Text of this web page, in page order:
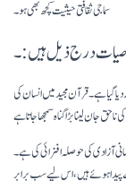
سماجی ثقافتی حیثیت کچھ بھی ہو۔
گیا ہے۔ قرآن مجید میں انسان کی
جان لینا بڑا گناہ سمجھا جاتا ہے
آزادی کی حوصلہ افزائی کی ہے۔
پیدا ہوئے ہیں، اس لیے سب برابر